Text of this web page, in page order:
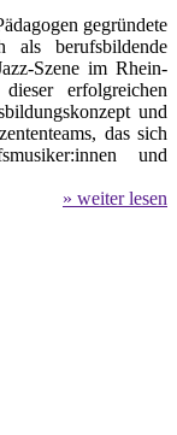
gegründete
als berufsbildende
Szene im Rhein-
erfolgreichen
und
das sich
und
» weiter lesen